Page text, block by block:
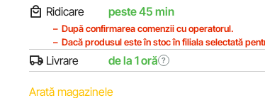
Ridicare peste 45 min
După confirmarea comenzii cu operatorul.
Dacă produsul este în stoc în filiala selectată
Livrare de la 1 oră ?
Arată magazinele